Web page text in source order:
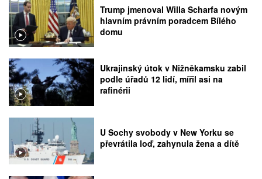
Trump jmenoval Willa Scharfa novým
hlavním právním poradcem Bílého
domu
Ukrajinský útok v Nižněkamsku zabil
podle úřadů 12 lidí, mířil asi na
rafinérii
U Sochy svobody v New Yorku se
převrátila loď, zahynula žena a dítě